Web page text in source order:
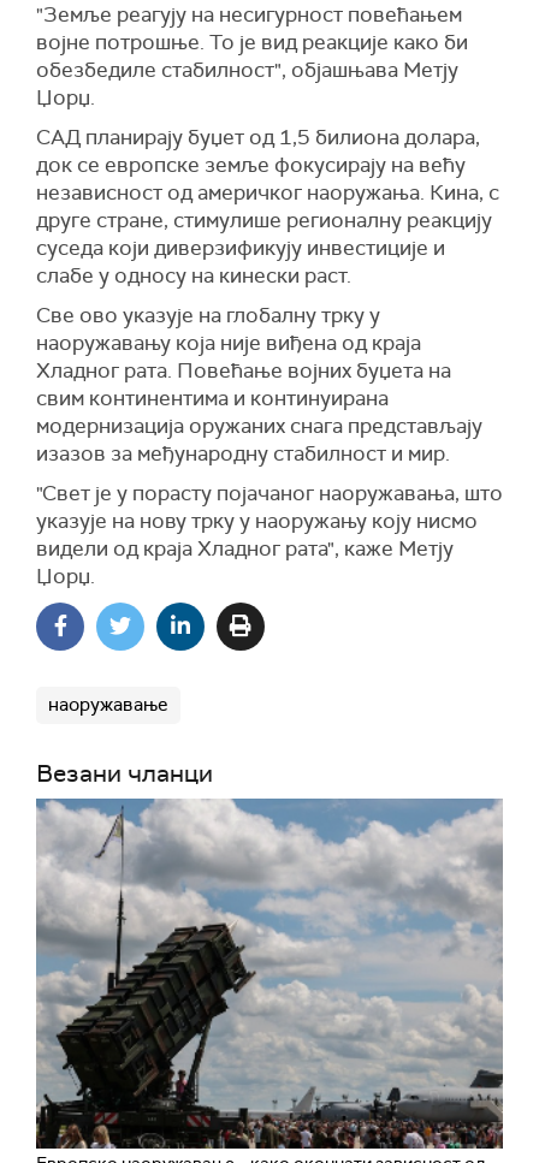
"Земље реагују на несигурност повећањем
војне потрошње. То је вид реакције како би
обезбедиле стабилност", објашњава Метју
Џорџ.
САД планирају буџет од 1,5 билиона долара,
док се европске земље фокусирају на већу
независност од америчког наоружања. Кина, с
друге стране, стимулише регионалну реакцију
суседа који диверзификују инвестиције и
слабе у односу на кинески раст.
Све ово указује на глобалну трку у
наоружавању која није виђена од краја
Хладног рата. Повећање војних буџета на
свим континентима и континуирана
модернизација оружаних снага представљају
изазов за међународну стабилност и мир.
"Свет је у порасту појачаног наоружавања, што
указује на нову трку у наоружању коју нисмо
видели од краја Хладног рата", каже Метју
Џорџ.
наоружавање
Везани чланци